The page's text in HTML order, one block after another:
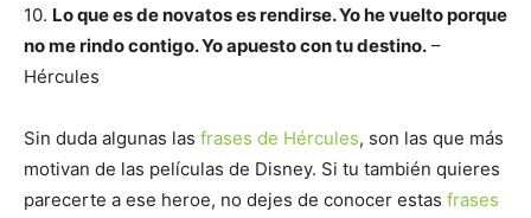
10. Lo que es de novatos es rendirse. Yo he vuelto porque
no me rindo contigo. Yo apuesto con tu destino. –
Hércules
Sin duda algunas las frases de Hércules, son las que más
motivan de las películas de Disney. Si tu también quieres
parecerte a ese heroe, no dejes de conocer estas frases